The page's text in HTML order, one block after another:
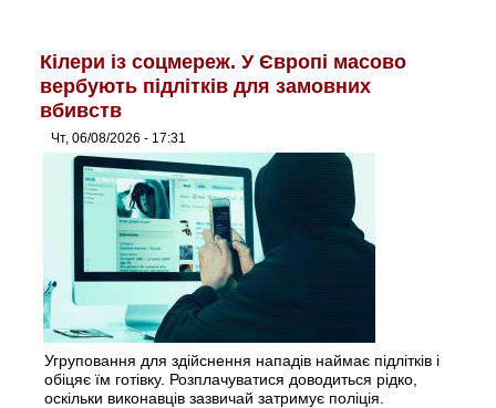
Кілери із соцмереж. У Європі масово
вербують підлітків для замовних
вбивств
Чт, 06/08/2026 - 17:31
Угруповання для здійснення нападів наймає підлітків і
обіцяє їм готівку. Розплачуватися доводиться рідко,
оскільки виконавців зазвичай затримує поліція.